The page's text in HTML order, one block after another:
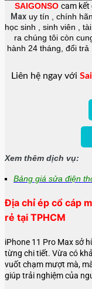
SAIGONSO cam kết
Max uy tín , chính
học sinh , sinh viên ,
ra chúng tôi còn
hành 24 tháng, đổi
Liên hệ ngay với
Xem thêm dịch vụ:
Bảng giá sửa điện
Địa chỉ ép cổ cáp
rẻ tại TPHCM
iPhone 11 Pro Max sở
từng chi tiết. Vừa có
vuốt chạm mượt mà,
giúp trải nghiệm của